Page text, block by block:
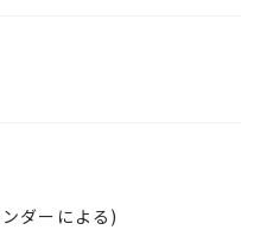
ダーによる)